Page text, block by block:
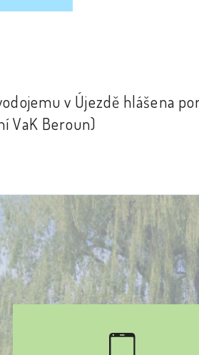
v Újezdě hlášena
VaK Beroun)